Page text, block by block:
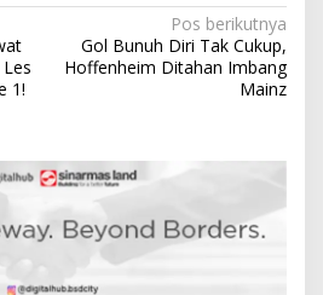
1!
Pos berikutnya
Gol Bunuh Diri Tak Cukup,
Hoffenheim Ditahan Imbang
Mainz